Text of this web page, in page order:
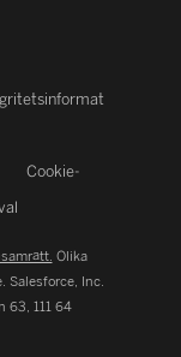
Cookie-
Olika
Salesforce, Inc.
63, 111 64